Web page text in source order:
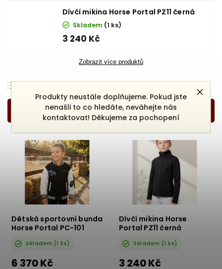
Produkty neustále doplňujeme. Pokud jste
nenašli to co hledáte, neváhejte nás
kontaktovat! Děkujeme za pochopení
Dívčí mikina Horse Portal PZ11 černá
Skladem (1 ks)
3 240 Kč
Zobrazit více produktů
Nejlevnější
Nejdražší
Nejprodávanější
Abecedně
Dětská sportovní bunda
Horse Portal PC-101
Skladem (1 ks)
6 370 Kč
Dívčí mikina Horse
Portal PZ11 černá
Skladem (1 ks)
3 240 Kč